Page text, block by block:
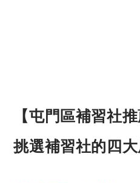
【屯門區補習社
挑選補習社的四大